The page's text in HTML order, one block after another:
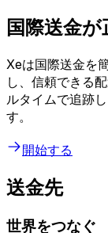
国際送金
Xeは国際送金を
し、信頼できる
ルタイムで追跡
す。
開始する
送金先
世界をつなぐ